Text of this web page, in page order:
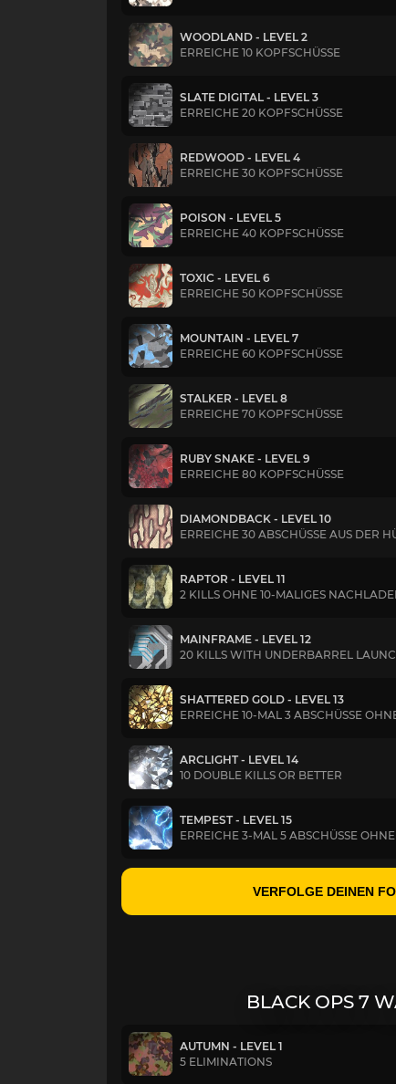
WOODLAND - LEVEL 2
ERREICHE 10 KOPFSCHÜSSE
SLATE DIGITAL - LEVEL 3
ERREICHE 20 KOPFSCHÜSSE
REDWOOD - LEVEL 4
ERREICHE 30 KOPFSCHÜSSE
POISON - LEVEL 5
ERREICHE 40 KOPFSCHÜSSE
TOXIC - LEVEL 6
ERREICHE 50 KOPFSCHÜSSE
MOUNTAIN - LEVEL 7
ERREICHE 60 KOPFSCHÜSSE
STALKER - LEVEL 8
ERREICHE 70 KOPFSCHÜSSE
RUBY SNAKE - LEVEL 9
ERREICHE 80 KOPFSCHÜSSE
DIAMONDBACK - LEVEL 10
ERREICHE 30 ABSCHÜSSE AUS DER
RAPTOR - LEVEL 11
2 KILLS OHNE 10-MALIGES
MAINFRAME - LEVEL 12
20 KILLS WITH UNDERBARREL
SHATTERED GOLD - LEVEL 13
ERREICHE 10-MAL 3 ABSCHÜSSE
ARCLIGHT - LEVEL 14
10 DOUBLE KILLS OR BETTER
TEMPEST - LEVEL 15
ERREICHE 3-MAL 5 ABSCHÜSSE
VERFOLGE DEINEN
BLACK OPS 7
AUTUMN - LEVEL 1
5 ELIMINATIONS